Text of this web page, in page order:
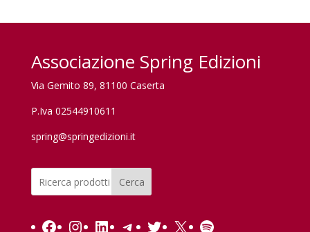
Associazione Spring Edizioni
Via Gemito 89, 81100 Caserta
P.Iva 02544910611
spring@springedizioni.it
Cerca
Facebook
Instagram
LinkedIn
Telegram
Twitter
X Spotify